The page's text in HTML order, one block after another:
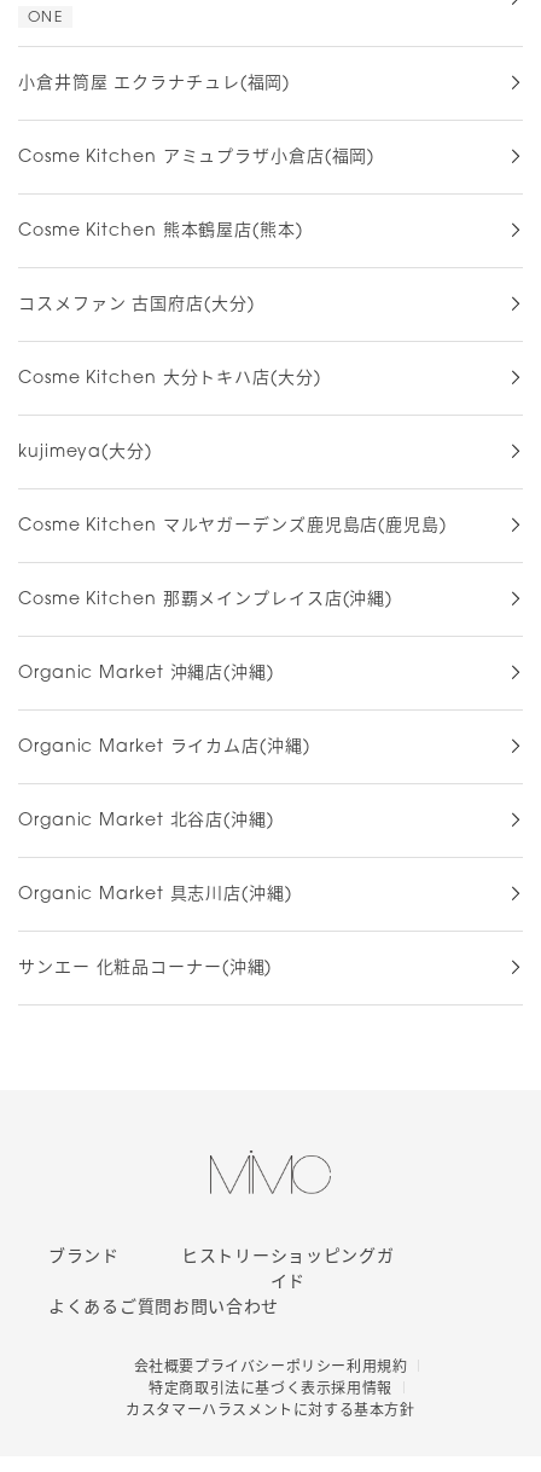
ONE
小倉井筒屋 エクラナチュレ(福岡)
Cosme Kitchen アミュプラザ小倉店(福岡)
Cosme Kitchen 熊本鶴屋店(熊本)
コスメファン 古国府店(大分)
Cosme Kitchen 大分トキハ店(大分)
kujimeya(大分)
Cosme Kitchen マルヤガーデンズ鹿児島店(鹿児島)
Cosme Kitchen 那覇メインプレイス店(沖縄)
Organic Market 沖縄店(沖縄)
Organic Market ライカム店(沖縄)
Organic Market 北谷店(沖縄)
Organic Market 具志川店(沖縄)
サンエー 化粧品コーナー(沖縄)
ブランド ヒストリーショッピングガ
イド
よくあるご質問お問い合わせ
会社概要プライバシーポリシー利用規約
特定商取引法に基づく表示採用情報
カスタマーハラスメントに対する基本方針